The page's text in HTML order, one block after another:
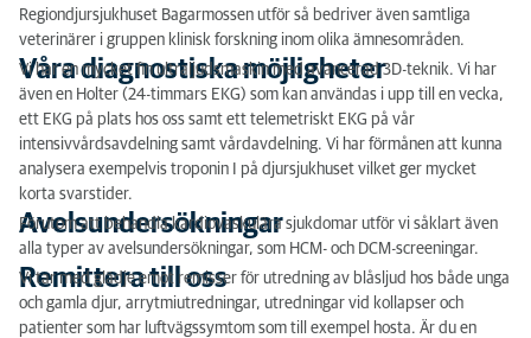
Regiondjursjukhuset Bagarmossen utför så bedriver även samtliga
veterinärer i gruppen klinisk forskning inom olika ämnesområden.
Våra diagnostiska möjligheter
Vi har en mycket fin ultraljudsmaskin med avancerad 3D-teknik. Vi har
även en Holter (24-timmars EKG) som kan användas i upp till en vecka,
ett EKG på plats hos oss samt ett telemetriskt EKG på vår
intensivvårdsavdelning samt vårdavdelning. Vi har förmånen att kunna
analysera exempelvis troponin I på djursjukhuset vilket ger mycket
korta svarstider.
Avelsundersökningar
Förutom att behandla kardiovaskulära sjukdomar utför vi såklart även
alla typer av avelsundersökningar, som HCM- och DCM-screeningar.
Remittera till oss
Vi tar med glädje emot remisser för utredning av blåsljud hos både unga
och gamla djur, arrytmiutredningar, utredningar vid kollapser och
patienter som har luftvägssymtom som till exempel hosta. Är du en